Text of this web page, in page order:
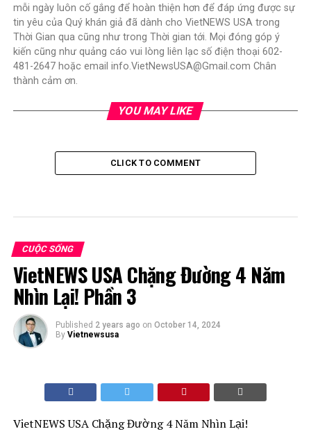
mỗi ngày luôn cố gắng để hoàn thiện hơn để đáp ứng được sự
tin yêu của Quý khán giả đã dành cho VietNEWS USA trong
Thời Gian qua cũng như trong Thời gian tới. Mọi đóng góp ý
kiến cũng như quảng cáo vui lòng liên lạc số điện thoại 602-
481-2647 hoặc email info.VietNewsUSA@Gmail.com Chân
thành cảm ơn.
YOU MAY LIKE
CLICK TO COMMENT
CUỘC SỐNG
VietNEWS USA Chặng Đường 4 Năm
Nhìn Lại! Phần 3
Published 2 years ago on October 14, 2024
By Vietnewsusa
VietNEWS USA Chặng Đường 4 Năm Nhìn Lại!